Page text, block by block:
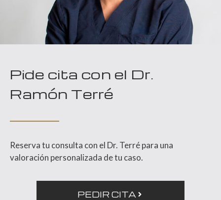
Pide cita con el Dr.
Ramón Terré
Reserva tu consulta con el Dr. Terré para una
valoración personalizada de tu caso.
PEDIR CITA